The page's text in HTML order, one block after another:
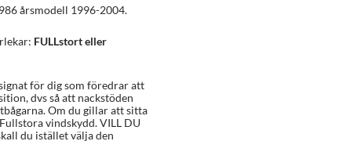
årsmodell 1996-2004.
FULLstort eller
för dig som föredrar att
dvs så att nackstöden
Om du gillar att sitta
vindskydd. VILL DU
du istället välja den